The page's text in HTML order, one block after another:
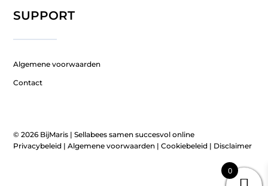
SUPPORT
Algemene voorwaarden
Contact
© 2026 BijMaris |Sellabees samen succesvol online
Privacybeleid |Algemene voorwaarden |Cookiebeleid | Disclaimer
0